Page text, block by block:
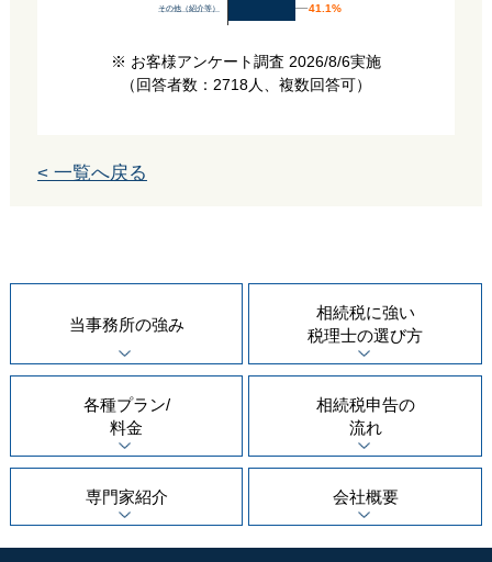
その他（紹介等） 41.1%
41.1%
※ お客様アンケート調査 2026/8/6実施
（回答者数：2718人、複数回答可）
< 一覧へ戻る
当事務所の強み
相続税に強い
税理士の選び方
各種プラン/
料金
相続税申告の
流れ
専門家紹介 会社概要